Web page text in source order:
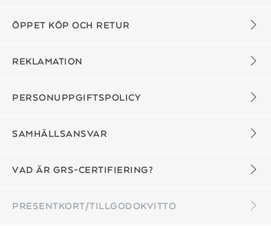
ÖPPET KÖP OCH RETUR
REKLAMATION
PERSONUPPGIFTSPOLICY
SAMHÄLLSANSVAR
VAD ÄR GRS-CERTIFIERING?
PRESENTKORT/TILLGODOKVITTO